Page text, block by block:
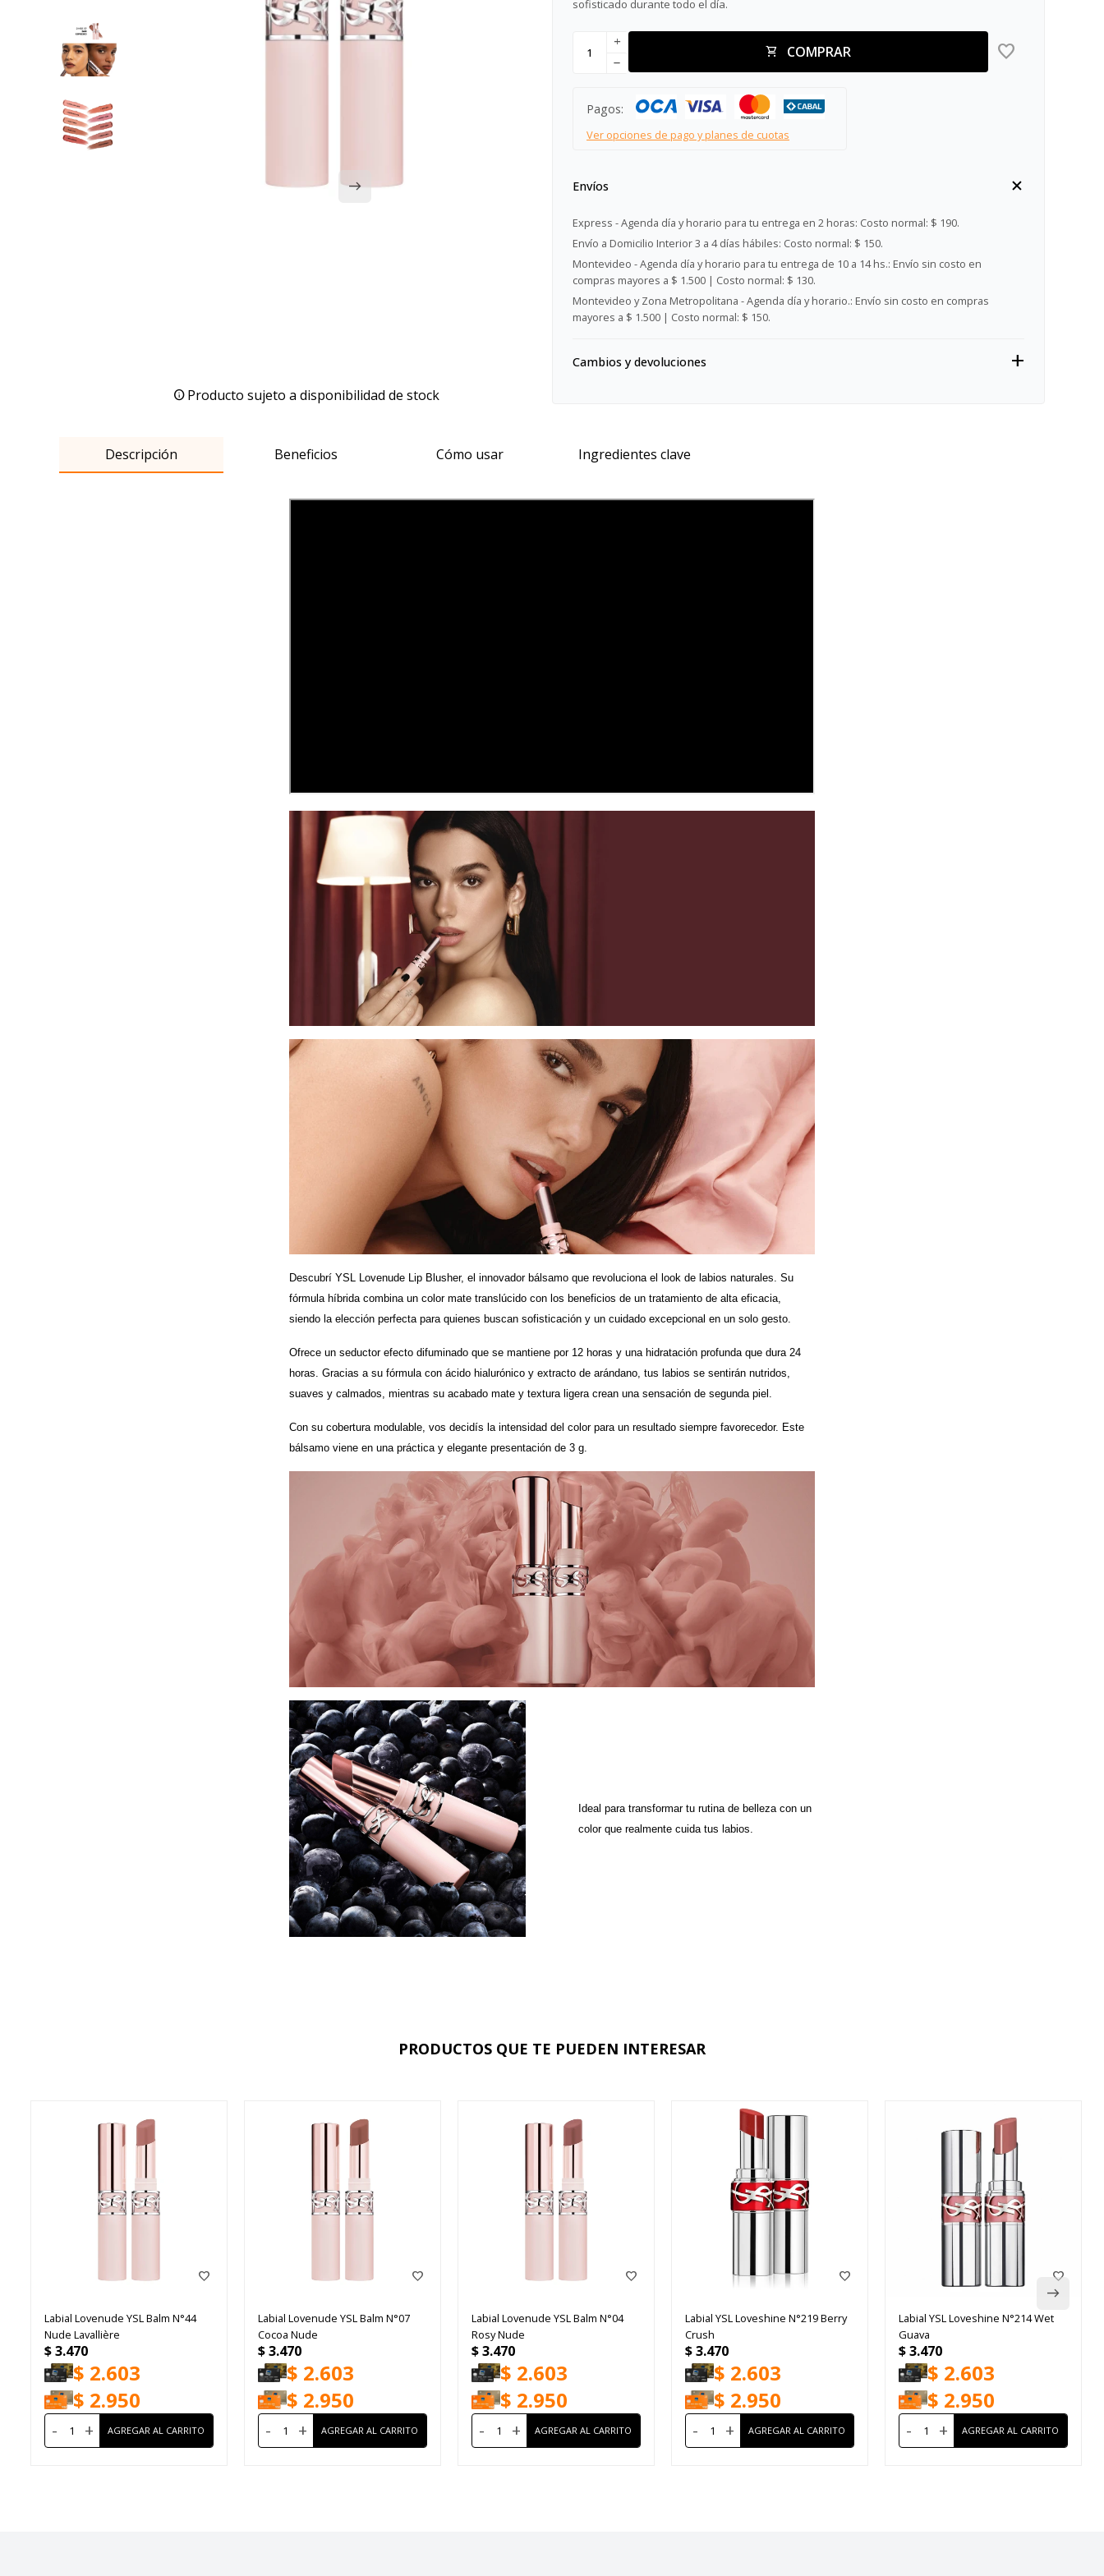
Producto sujeto a disponibilidad de stock
sofisticado durante todo el día.
COMPRAR
add
remove
Pagos:
Ver opciones de pago y planes de cuotas
Envíos
Express - Agenda día y horario para tu entrega en 2 horas: Costo normal: $ 190.
Envío a Domicilio Interior 3 a 4 días hábiles: Costo normal: $ 150.
Montevideo - Agenda día y horario para tu entrega de 10 a 14 hs.: Envío sin costo en
compras mayores a $ 1.500 | Costo normal: $ 130.
Montevideo y Zona Metropolitana - Agenda día y horario.: Envío sin costo en compras
mayores a $ 1.500 | Costo normal: $ 150.
Cambios y devoluciones
Descripción Beneficios Cómo usar Ingredientes clave
Descubrí YSL Lovenude Lip Blusher, el innovador bálsamo que revoluciona el look de labios naturales. Su
fórmula híbrida combina un color mate translúcido con los beneficios de un tratamiento de alta eficacia,
siendo la elección perfecta para quienes buscan sofisticación y un cuidado excepcional en un solo gesto.
Ofrece un seductor efecto difuminado que se mantiene por 12 horas y una hidratación profunda que dura 24
horas. Gracias a su fórmula con ácido hialurónico y extracto de arándano, tus labios se sentirán nutridos,
suaves y calmados, mientras su acabado mate y textura ligera crean una sensación de segunda piel.
Con su cobertura modulable, vos decidís la intensidad del color para un resultado siempre favorecedor. Este
bálsamo viene en una práctica y elegante presentación de 3 g.
Ideal para transformar tu rutina de belleza con un
color que realmente cuida tus labios.
PRODUCTOS QUE TE PUEDEN INTERESAR
Labial Lovenude YSL Balm N°44
Nude Lavallière
$3.470
$ 2.603
$ 2.950
- +
Labial Lovenude YSL Balm N°07
Cocoa Nude
$3.470
$ 2.603
$ 2.950
- +
Labial Lovenude YSL Balm N°04
Rosy Nude
$3.470
$ 2.603
$ 2.950
- +
Labial YSL Loveshine N°219 Berry
Crush
$3.470
$ 2.603
$ 2.950
- +
Labial YSL Loveshine N°214 Wet
Guava
$3.470
$ 2.603
$ 2.950
- +